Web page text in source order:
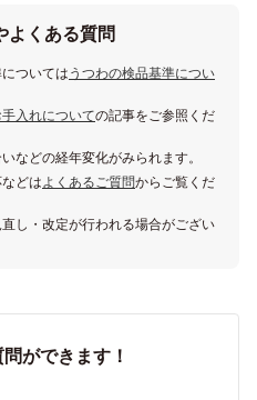
よくある質問
ついては うつわの検品基準につい
入れについての記事をご参照くだ
などの経年変化がみられます。
どはよくあるご質問からご覧くだ
し・改定が行われる場合がござい
ができます！